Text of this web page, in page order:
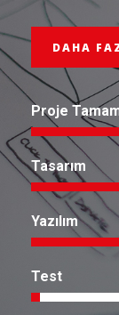
DAHA
Proje
Tasarım
Yazılım
Test